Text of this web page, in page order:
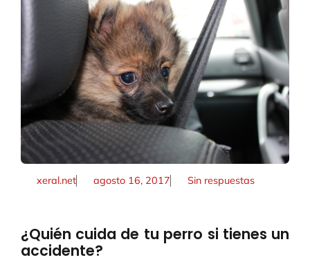
xeral.net agosto 16, 2017 Sin respuestas
¿Quién cuida de tu perro si tienes un
accidente?